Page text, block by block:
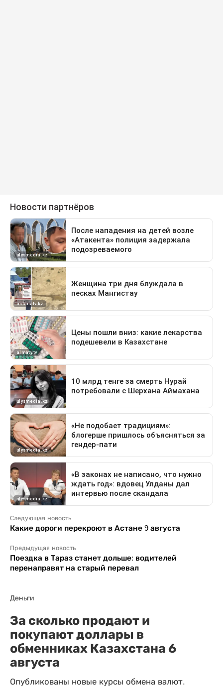
Следующая новость
Какие дороги перекроют в Астане 9 августа
Предыдущая новость
Поездка в Тараз станет дольше: водителей
перенаправят на старый перевал
Деньги
За сколько продают и
покупают доллары в
обменниках Казахстана 6
августа
Опубликованы новые курсы обмена валют.